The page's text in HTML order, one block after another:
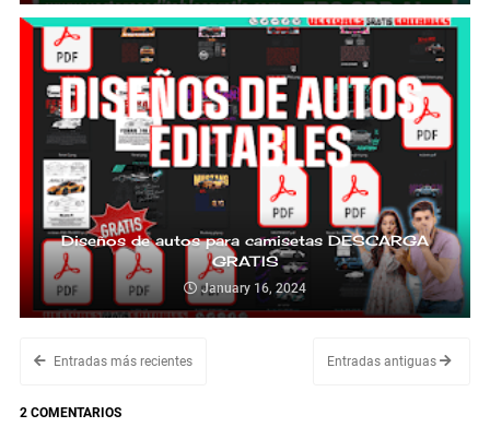
Diseños de autos para camisetas DESCARGA
GRATIS
January 16, 2024
Entradas más recientes Entradas antiguas
2 COMENTARIOS